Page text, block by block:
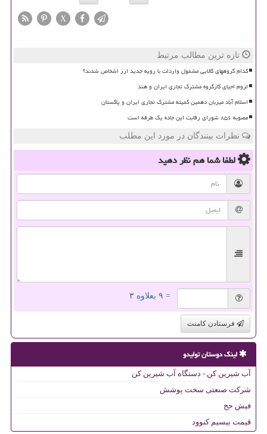
X
تازه ترین مطالب مرتبط
کدام گروههای کالایی مشمول واردات با رویه جدید ارز اشخاص شدند؟
لزوم احیای کارگروه مشترک تجاری ایران و هند
اسلام آباد میزبان دهمین کمیته مشترک تجاری ایران و پاکستان
مصوبه ۸۵۶ شورای رقابت این جاده یک طرفه است
نظرات بینندگان در مورد این مطلب
لطفا شما همنظر دهید
= ۹ بعلاوه ۳
فرستادن کامنت
لینک دوستان تولیدو
آب شیرین کن - دستگاه آب شیرین کن
شرکت صنعتی سخت پوشش
فیش حج
قیمت بیسیم کنوود